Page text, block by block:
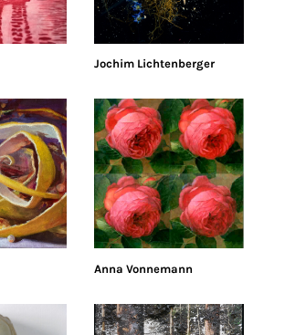
Jochim Lichtenberger
Anna Vonnemann